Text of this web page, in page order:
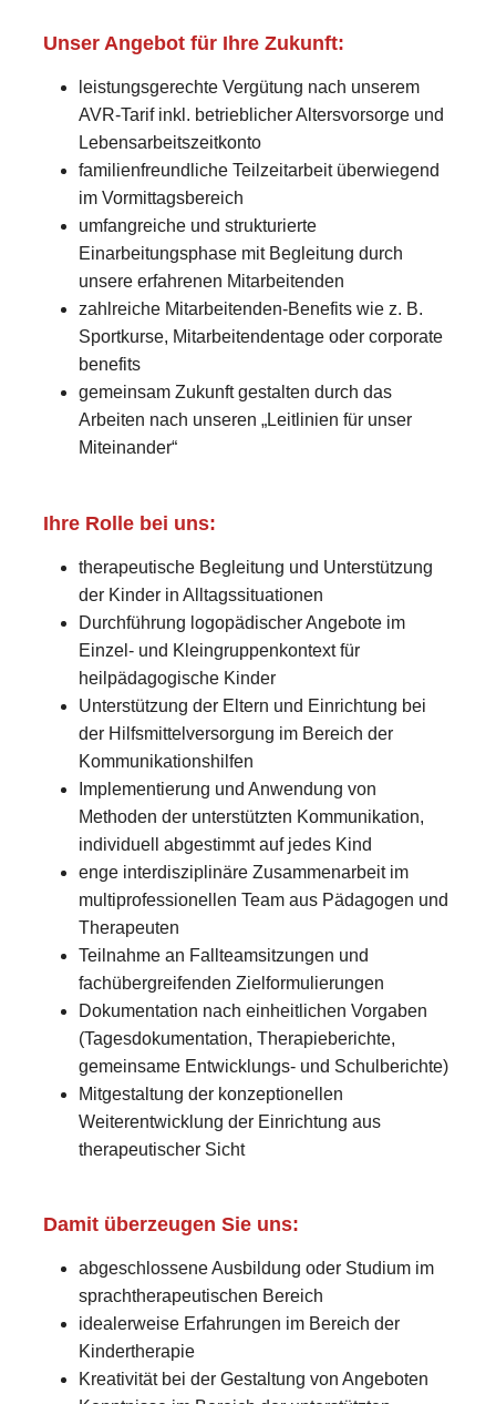
Unser Angebot für Ihre Zukunft:
leistungsgerechte Vergütung nach unserem
AVR-Tarif inkl. betrieblicher Altersvorsorge und
Lebensarbeitszeitkonto
familienfreundliche Teilzeitarbeit überwiegend
im Vormittagsbereich
umfangreiche und strukturierte
Einarbeitungsphase mit Begleitung durch
unsere erfahrenen Mitarbeitenden
zahlreiche Mitarbeitenden-Benefits wie z. B.
Sportkurse, Mitarbeitendentage oder corporate
benefits
gemeinsam Zukunft gestalten durch das
Arbeiten nach unseren „Leitlinien für unser
Miteinander“
Ihre Rolle bei uns:
therapeutische Begleitung und Unterstützung
der Kinder in Alltagssituationen
Durchführung logopädischer Angebote im
Einzel- und Kleingruppenkontext für
heilpädagogische Kinder
Unterstützung der Eltern und Einrichtung bei
der Hilfsmittelversorgung im Bereich der
Kommunikationshilfen
Implementierung und Anwendung von
Methoden der unterstützten Kommunikation,
individuell abgestimmt auf jedes Kind
enge interdisziplinäre Zusammenarbeit im
multiprofessionellen Team aus Pädagogen und
Therapeuten
Teilnahme an Fallteamsitzungen und
fachübergreifenden Zielformulierungen
Dokumentation nach einheitlichen Vorgaben
(Tagesdokumentation, Therapieberichte,
gemeinsame Entwicklungs- und Schulberichte)
Mitgestaltung der konzeptionellen
Weiterentwicklung der Einrichtung aus
therapeutischer Sicht
Damit überzeugen Sie uns:
abgeschlossene Ausbildung oder Studium im
sprachtherapeutischen Bereich
idealerweise Erfahrungen im Bereich der
Kindertherapie
Kreativität bei der Gestaltung von Angeboten